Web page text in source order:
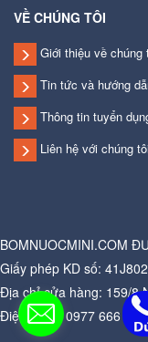
VỀ CHÚNG TÔI
Giới thiệu về chúng
Tin tức và hướng
Thông tin tuyển
Liên hệ với chúng
BOMNUOCMINI.COM
Giấy phép KD số:
Địa chỉ cửa hàng: 159/8
Điện thoại: 0977 666